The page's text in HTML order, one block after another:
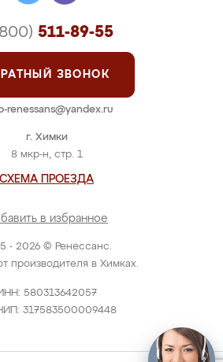
- 2026 © Ренессанс.
производителя в Химках.
580313642057
317583500009448
г. Химки
8 мкр-н, стр. 1
СХЕМА ПРОЕЗДА
в избранное
511-89-55
ЗВОНОК
renessans@yandex.ru